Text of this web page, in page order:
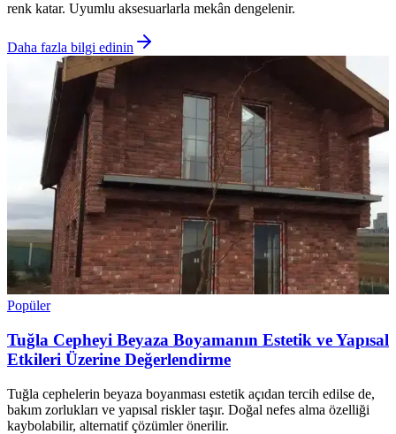
renk katar. Uyumlu aksesuarlarla mekân dengelenir.
Daha fazla bilgi edinin
Popüler
Tuğla Cepheyi Beyaza Boyamanın Estetik ve Yapısal
Etkileri Üzerine Değerlendirme
Tuğla cephelerin beyaza boyanması estetik açıdan tercih edilse de,
bakım zorlukları ve yapısal riskler taşır. Doğal nefes alma özelliği
kaybolabilir, alternatif çözümler önerilir.